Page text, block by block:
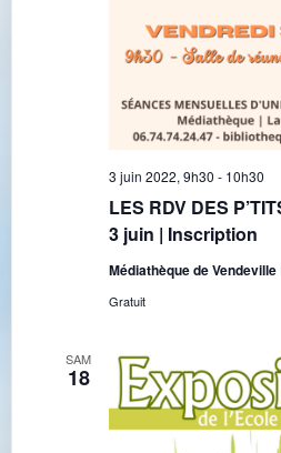
LES RDV DES
3 juin | Inscription
3 juin 2022, 9h30 - 10h30
Médiathèque de Vendeville
Gratuit
SAM
18